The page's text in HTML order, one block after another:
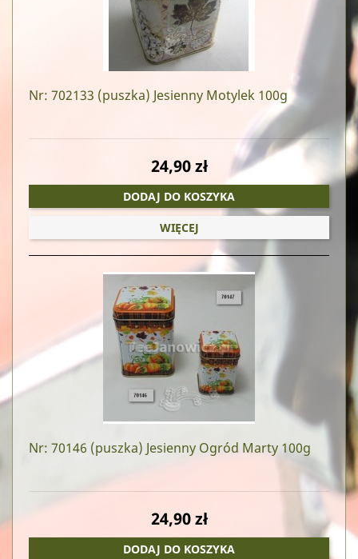
Nr: 702133 (puszka) Jesienny Motylek 100g
24,90 zł
DODAJ DO KOSZYKA
WIĘCEJ
Nr: 70146 (puszka) Jesienny Ogród Marty 100g
24,90 zł
DODAJ DO KOSZYKA